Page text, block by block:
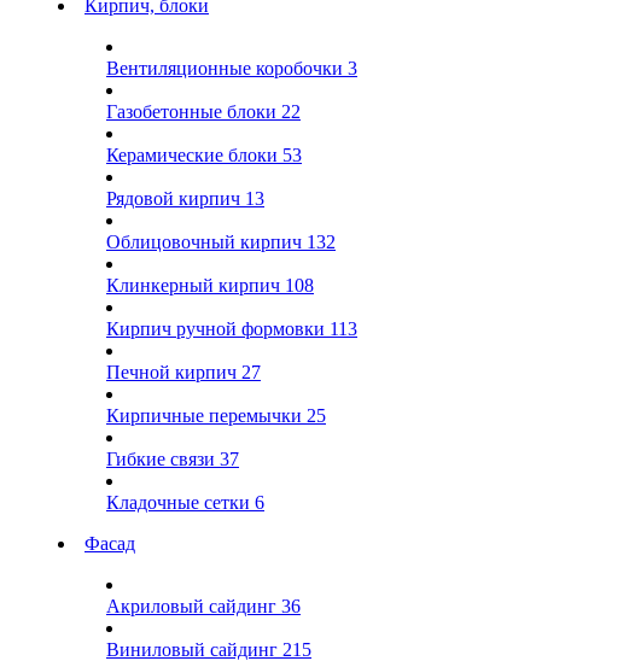
Кирпич, блоки
Вентиляционные коробочки 3
Газобетонные блоки 22
Керамические блоки 53
Рядовой кирпич 13
Облицовочный кирпич 132
Клинкерный кирпич 108
Кирпич ручной формовки 113
Печной кирпич 27
Кирпичные перемычки 25
Гибкие связи 37
Кладочные сетки 6
Фасад
Акриловый сайдинг 36
Виниловый сайдинг 215